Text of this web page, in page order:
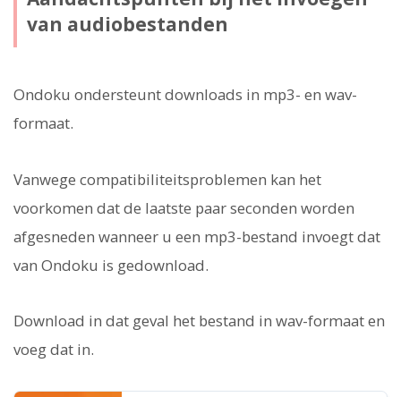
van audiobestanden
Ondoku ondersteunt downloads in mp3- en wav-
formaat.
Vanwege compatibiliteitsproblemen kan het
voorkomen dat de laatste paar seconden worden
afgesneden wanneer u een mp3-bestand invoegt dat
van Ondoku is gedownload.
Download in dat geval het bestand in wav-formaat en
voeg dat in.